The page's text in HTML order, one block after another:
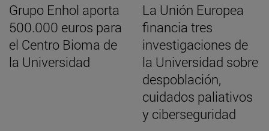
Grupo Enhol aporta
500.000 euros para
el Centro Bioma de
la Universidad
La Unión Europea
financia tres
investigaciones de
la Universidad sobre
despoblación,
cuidados paliativos
y ciberseguridad